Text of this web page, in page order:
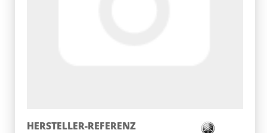
HERSTELLER-REFERENZ